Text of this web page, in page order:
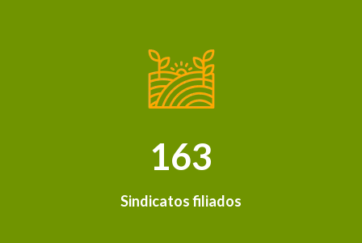
163
Sindicatos filiados